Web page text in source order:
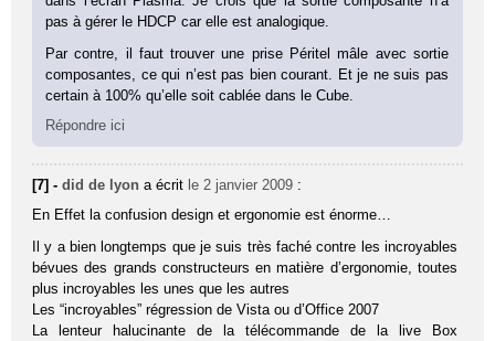
pas à gérer le HDCP car elle est analogique.
Par contre, il faut trouver une prise Péritel mâle avec sortie
composantes, ce qui n’est pas bien courant. Et je ne suis pas
certain à 100% qu’elle soit cablée dans le Cube.
Répondre ici
[7] -did de lyon a écrit le 2 janvier 2009 :
En Effet la confusion design et ergonomie est énorme…
Il y a bien longtemps que je suis très faché contre les incroyables
bévues des grands constructeurs en matière d’ergonomie, toutes
plus incroyables les unes que les autres
Les “incroyables” régression de Vista ou d’Office 2007
La lenteur halucinante de la télécommande de la live Box